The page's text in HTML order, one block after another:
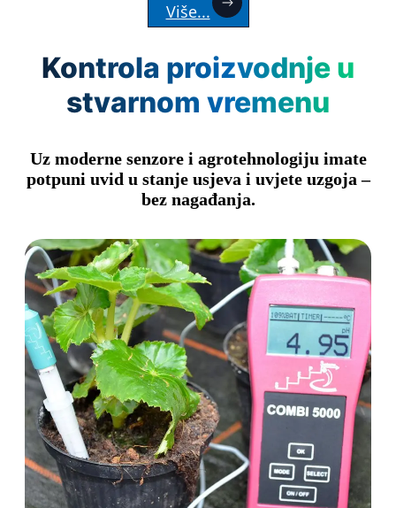
Više...
Kontrola proizvodnje u
stvarnom vremenu
Uz moderne senzore i agrotehnologiju imate
potpuni uvid u stanje usjeva i uvjete uzgoja –
bez nagađanja.